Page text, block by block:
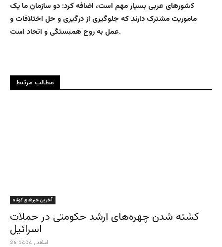
کشورهای عربی بسیار مهم است، اضافه کرد: دو سازمان ما یک
ماموریت مشترک دارند که جلوگیری از درگیری و حل اختلافات و
عمل به روح همبستگی و اتحاد است.
مطالب مرتبط
آخرین خبرهای کوتاه
کشته شدن چهره‌های ارشد حکومتی در حملات
اسرائیل
26 اسفند , 1404